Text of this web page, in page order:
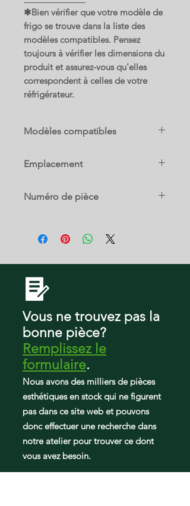
✱Bien vérifier que votre modèle de
frigo se trouve dans la liste des
modèles compatibles. Pensez
toujours à vérifier les dimensions du
produit et assurez-vous qu'elles
correspondent à celles de votre
réfrigérateur.
Modèles compatibles
B26FT70SNS
B26FT70SNS-01
B26FT80SNS
Emplacement
Numéro de pièce
Vous ne trouvez pas la
bonne pièce?
Remplissez le
formulaire.
Nous avons des milliers de pièces
esthétiques en stock qui ne figurent
pas dans ce site web et pouvons
donc effectuer une recherche dans
notre atelier pour trouver ce dont
vous avez besoin.